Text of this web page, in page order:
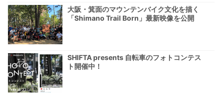
大阪・箕面のマウンテンバイク文化を描く
「Shimano Trail Born」最新映像を公開
SHIFTA presents 自転車のフォトコンテス
ト開催中！